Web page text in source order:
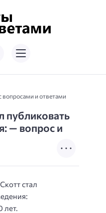
вопросами и ответами
публиковать
— вопрос и
стал
лет.